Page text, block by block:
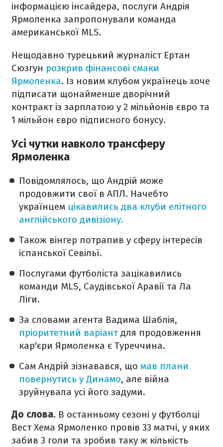
інформацією інсайдера, послуги Андрія
Ярмоленка запропонували команда
американської MLS.
Нещодавно турецький журналіст Ертан
Сюзгун розкрив фінансові смаки
Ярмоленка. Із новим клубом українець хоче
підписати щонайменше дворічний
контракт із зарплатою у 2 мільйонів євро та
1 мільйон євро підписного бонусу.
Усі чутки навколо трансферу
Ярмоленка
Повідомлялось, що Андрій може
продовжити свої в АПЛ. Начебто
українцем цікавились два клуби елітного
англійського дивізіону.
Також вінгер потрапив у сферу інтересів
іспанської Севільї.
Послугами футболіста зацікавились
команди MLS, Саудівської Аравії та Ла
Ліги.
За словами агента Вадима Шаблія,
пріоритетний варіантдля продовження
кар'єри Ярмоленка є Туреччина.
Сам Андрій зізнавався, що мав плани
повернутись у Динамо, але війна
зруйнувала усі його задуми.
До слова. В останньому сезоні у футболці
Вест Хема Ярмоленко провів 33 матчі, у яких
забив 3 голи та зробив таку ж кількість